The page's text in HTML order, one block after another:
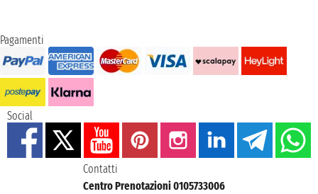
Pagamenti
Social
Contatti
Centro Prenotazioni 0105733006